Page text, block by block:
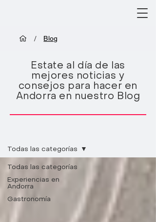
/ Blog
Estate al día de las
mejores noticias y
consejos para hacer en
Andorra en nuestro Blog
Todas las categorías
Experiencias en
Andorra
Gastronomía
Todas las categorías